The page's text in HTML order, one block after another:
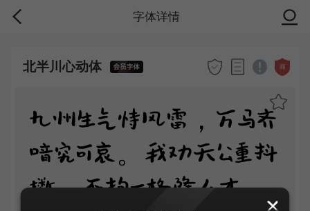
字体详情
北半川心动体 商
九州生气恃风雷，万马齐
喑究可哀。我劝天公重抖
擞，不拘一格降人才。